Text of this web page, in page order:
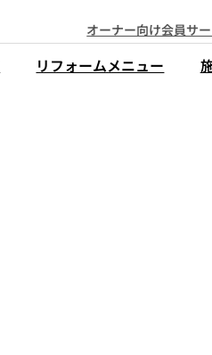
オーナー向け会員サ
リフォームメニュー